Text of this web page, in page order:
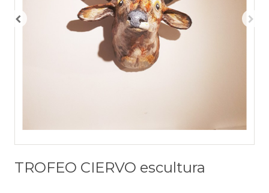
TROFEO CIERVO escultura